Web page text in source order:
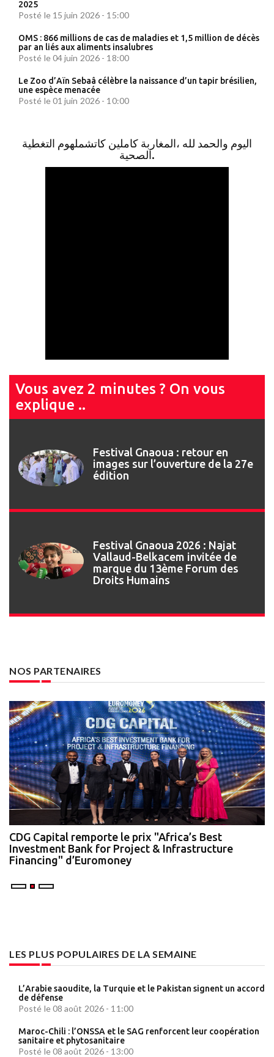
2025
Posté le 15 juin 2026 - 15:00
OMS : 866 millions de cas de maladies et 1,5 million de décès
par an liés aux aliments insalubres
Posté le 04 juin 2026 - 18:00
Le Zoo d’Aïn Sebaâ célèbre la naissance d’un tapir brésilien,
une espèce menacée
Posté le 01 juin 2026 - 10:00
اليوم والحمد لله ،المغاربة كاملين كاتشملهوم التغطية
الصحية.
Vous avez 2 minutes ? On vous
explique ..
Festival Gnaoua 2026 : Najat
Vallaud-Belkacem invitée de
marque du 13ème Forum des
Festival Gnaoua : retour en
images sur l’ouverture de la 27e
édition
NOS PARTENAIRES
CDG Capital remporte le prix "Africa’s Best
Investment Bank for Project & Infrastructure
Financing" d’Euromoney
LES PLUS POPULAIRES DE LA SEMAINE
L’Arabie saoudite, la Turquie et le Pakistan signent un accord
de défense
Posté le 08 août 2026 - 11:00
Maroc-Chili : l’ONSSA et le SAG renforcent leur coopération
sanitaire et phytosanitaire
Posté le 08 août 2026 - 13:00